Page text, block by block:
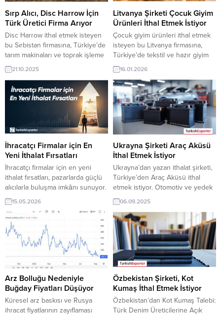
Sırp Alıcı, Disc Harrow İçin
Türk Üretici Firma Arıyor
Disc Harrow ithal etmek isteyen
bu Sırbistan firmasına, Türkiye’de
tarım makinaları ve toprak işleme
ekipmanları ile diskli tırmık
üreticisi veya tedarikçisi olan
ihracatçı firmalar teklif sunabilirler.
Yeni bir ihracat pazarı fırsatı olan
bu alım ilanının iletişim bilgilerine
TurkishExporter VIP üyeleri ile TE
üyelik kredisi sahibi ihracat
şirketleri erişebilmektedir. ➤ Bu...
21.10.2025
Litvanya Şirketi Çocuk Giyim
Ürünleri İthal Etmek İstiyor
Çocuk giyim ürünleri ithal etmek
isteyen bu Litvanya firmasına,
Türkiye’de tekstil ve hazır giyim
sanayi ile çocuk giysileri üreticisi
veya tedarikçisi olan ihracatçı
firmalar teklif sunabilirler. Yeni bir
ihracat pazarı fırsatı olan bu alım
ilanının iletişim bilgilerine
TurkishExporter VIP üyeleri ile TE
üyelik kredisi sahibi ihracat
şirketleri erişebilmektedir. ➤ Bu...
16.01.2026
İhracatçı Firmalar için En
Yeni İthalat Fırsatları
İhracatçı firmalar için en yeni
ithalat fırsatları, pazarlarda güçlü
alıcılarla buluşma imkânı sunuyor.
Güncel talepler, sektör bazlı
analizler ve ülke odaklı fırsatlarla
ihracatınızı hızlandırın, yeni iş
bağlantıları kurun. Yurt Dışı Alım
Taleplerinden Bazıları: Fransa
Firması, Yatak İthal Etmek
İstiyorAlmanya’dan Firma,
Başörtüsü Satın AlacakBAE’li
Şirket, İç Çamaşırı Satın Almak
İstiyorKuveytli Firma,...
15.05.2026
Ukrayna Şirketi Araç Aküsü
İthal Etmek İstiyor
Ukrayna’dan yazan ithalat şirketi,
Türkiye’den Araç Aküsü ithal
etmek istiyor. Otomotiv ve yedek
parça üreticisi olan Türk şirketler
için Ukrayna’dan gelen bu talep
yeni bir ihracat pazarı olabilir. Bu
alım ilanın detaylarına
TurkishExporter / VIP üyeleri
cevap verebilir. ➤ Talebin
detaylarına buradan
ulaşabilirsiniz. Tüm Araç Aküsü
İthalat TalepleriUkrayna’dan
Gelen İthalat...
06.09.2025
Arz Bolluğu Nedeniyle
Buğday Fiyatları Düşüyor
Küresel arz baskısı ve Rusya
ihracat fiyatlarının zayıflaması
Özbekistan Şirketi, Kot
Kumaş İthal Etmek İstiyor
Özbekistan’dan Kot Kumaş Talebi:
Türk Denim Üreticilerine Açık